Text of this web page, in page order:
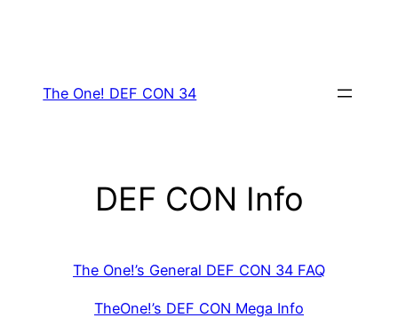
The One! DEF CON 34
DEF CON Info
The One!’s General DEF CON 34 FAQ
TheOne!’s DEF CON Mega Info